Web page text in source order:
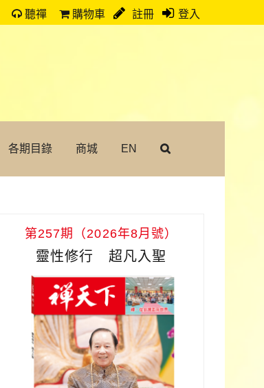
聽禪 購物車 註冊 登入
各期目錄 商城 EN
第257期（2026年8月號）
靈性修行 超凡入聖